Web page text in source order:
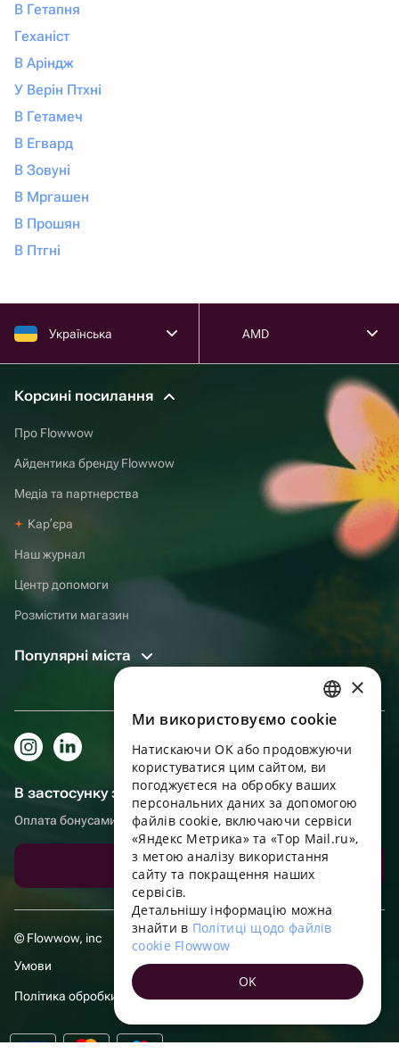
В Гетапня
Геханіст
В Аріндж
У Верін Птхні
В Гетамеч
В Егвард
В Зовуні
В Мргашен
В Прошян
В Птгні
Українська AMD
Корсині посилання
Про Flowwow
Айдентика бренду Flowwow
Медіа та партнерства
Карʼєра
Наш журнал
Центр допомоги
Розмістити магазин
Популярні міста
В застосунку зручніше!
Оплата бонусами, самовивіз, зручний чат підтримки
Завантажити додаток
© Flowwow, inc
Умови
Політика обробки даних
RUSSIAN
ENGLISH
UKRAINIAN
PORTUGUESE
SPANISH
HUNGARIAN
FRENCH
TURKISH
POLISH
×
Ми використовуємо cookie
Натискаючи OK або продовжуючи
користуватися цим сайтом, ви
погоджуєтеся на обробку ваших
персональних даних за допомогою
файлів cookie, включаючи сервіси
«Яндекс Метрика» та «Top Mail.ru»,
з метою аналізу використання
сайту та покращення наших
сервісів.
Детальнішу інформацію можна
знайти в Політиці щодо файлів
cookie Flowwow
OK